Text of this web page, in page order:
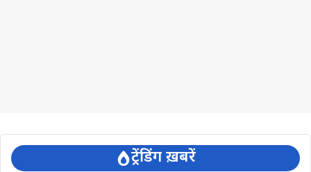
ट्रेंडिंग ख़बरें